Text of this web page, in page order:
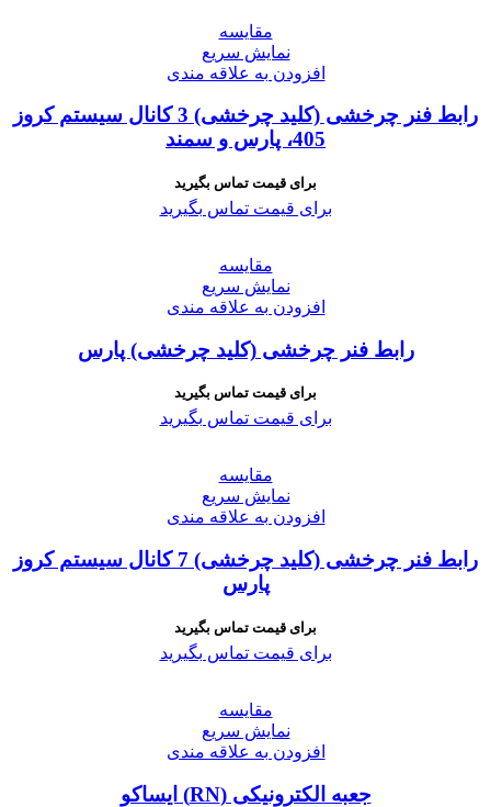
مقايسه
نمایش سریع
افزودن به علاقه مندی
رابط فنر چرخشی (کلید چرخشی) 3 کانال سیستم کروز
405، پارس و سمند
برای قیمت تماس بگیرید
برای قیمت تماس بگیرید
مقايسه
نمایش سریع
افزودن به علاقه مندی
رابط فنر چرخشی (کلید چرخشی) پارس
برای قیمت تماس بگیرید
برای قیمت تماس بگیرید
مقايسه
نمایش سریع
افزودن به علاقه مندی
رابط فنر چرخشی (کلید چرخشی) 7 کانال سیستم کروز
پارس
برای قیمت تماس بگیرید
برای قیمت تماس بگیرید
مقايسه
نمایش سریع
افزودن به علاقه مندی
جعبه الکترونیکی (RN) ایساکو